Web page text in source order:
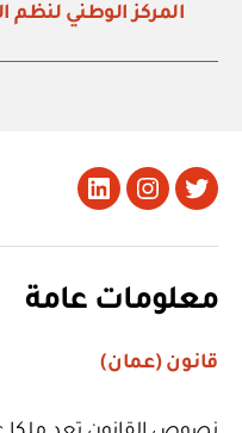
المركز الوطني لنظم
تويتر Instagram
LinkedIn
معلومات عامة
قانون (عمان)